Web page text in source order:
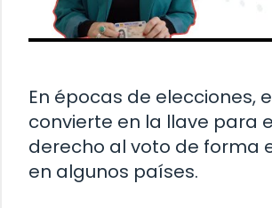
En épocas de elecciones,
convierte en la llave para
derecho al voto de forma
en algunos países.